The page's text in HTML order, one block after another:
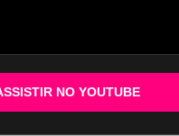
NO YOUTUBE